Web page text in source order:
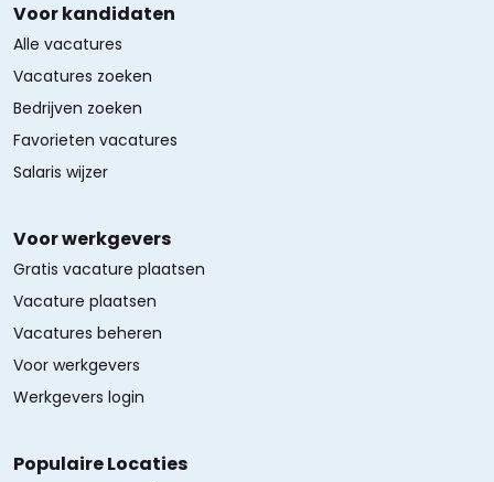
Voor kandidaten
Alle vacatures
Vacatures zoeken
Bedrijven zoeken
Favorieten vacatures
Salaris wijzer
Voor werkgevers
Gratis vacature plaatsen
Vacature plaatsen
Vacatures beheren
Voor werkgevers
Werkgevers login
Populaire Locaties